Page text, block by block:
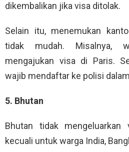
dikembalikan jika visa ditolak.
Selain itu, menemukan
tidak mudah. Misalnya,
mengajukan visa di Paris.
wajib mendaftar ke polisi
5. Bhutan
Bhutan tidak mengeluarkan
kecuali untuk warga India,